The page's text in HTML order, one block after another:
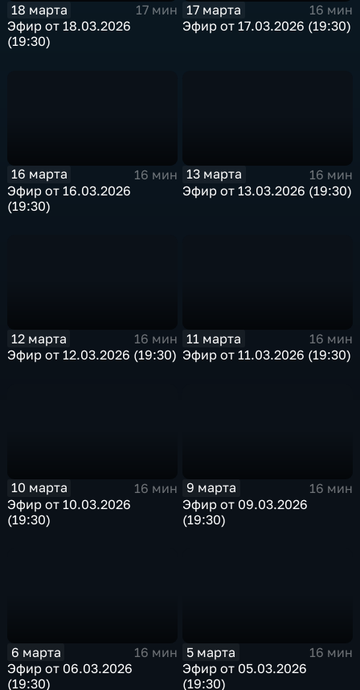
18 марта
17 мин
Эфир от 18.03.2026
(19:30)
17 марта
16 мин
Эфир от 17.03.2026 (19:30)
16 марта
16 мин
Эфир от 16.03.2026
(19:30)
13 марта
16 мин
Эфир от 13.03.2026 (19:30)
12 марта
16 мин
Эфир от 12.03.2026 (19:30)
11 марта
16 мин
Эфир от 11.03.2026 (19:30)
10 марта
16 мин
Эфир от 10.03.2026
(19:30)
9 марта
16 мин
Эфир от 09.03.2026
(19:30)
6 марта
16 мин
Эфир от 06.03.2026
(19:30)
5 марта
16 мин
Эфир от 05.03.2026
(19:30)